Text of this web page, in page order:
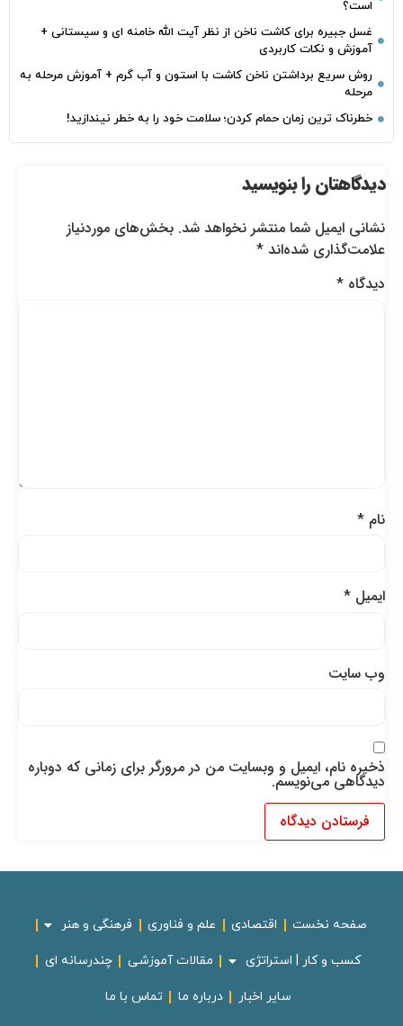
است؟
غسل جبیره برای کاشت ناخن از نظر آیت الله خامنه ای و سیستانی +
آموزش و نکات کاربردی
روش سریع برداشتن ناخن کاشت با استون و آب گرم + آموزش مرحله به
مرحله
خطرناک‌ ترین زمان‌ حمام کردن؛ سلامت خود را به خطر نیندازید!
دیدگاهتان را بنویسید
نشانی ایمیل شما منتشر نخواهد شد. بخش‌های موردنیاز
علامت‌گذاری شده‌اند*
دیدگاه*
نام*
ایمیل*
وب‌ سایت
ذخیره نام، ایمیل و وبسایت من در مرورگر برای زمانی که دوباره
دیدگاهی می‌نویسم.
صفحه نخست اقتصادی علم و فناوری فرهنگی و هنر
کسب و کار | استراتژی مقالات آموزشی چندرسانه ای
سایر اخبار درباره ما تماس با ما